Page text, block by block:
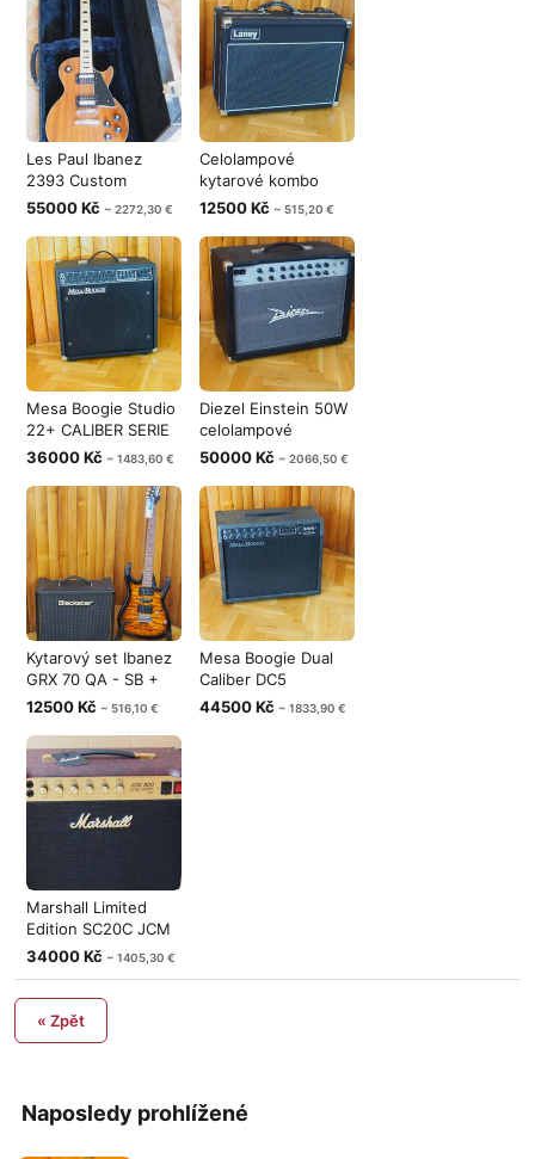
Naposledy prohlížené
Les Paul Ibanez
2393 Custom
Natural Lawsuit T
55000 Kč ~ 2272,30 €
Celolampové
kytarové kombo
LANEY VC30 - 112 C
12500 Kč ~ 515,20 €
Mesa Boogie Studio
22+ CALIBER SERIE
celolamp
36000 Kč ~ 1483,60 €
Diezel Einstein 50W
celolampové
kytarové komb
50000 Kč ~ 2066,50 €
Kytarový set Ibanez
GRX 70 QA - SB +
kombo Bl
12500 Kč ~ 516,10 €
Mesa Boogie Dual
Caliber DC5
celolampové kyta
44500 Kč ~ 1833,90 €
Marshall Limited
Edition SC20C JCM
800 Snake
34000 Kč ~ 1405,30 €
« Zpět